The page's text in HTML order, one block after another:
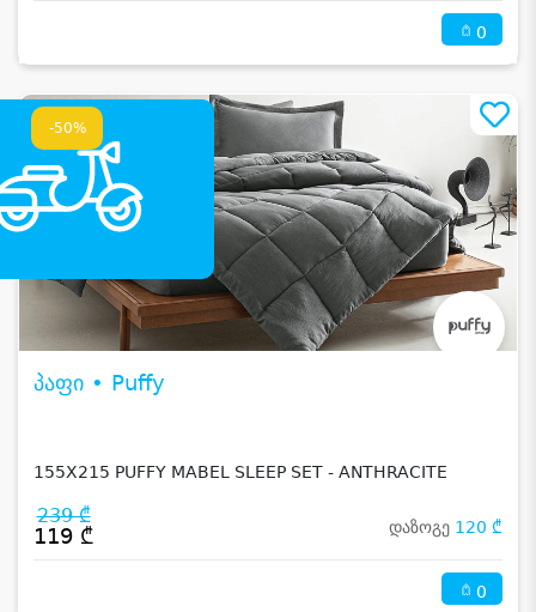
0
-50%
პაფი • Puffy
155X215 PUFFY MABEL SLEEP SET - ANTHRACITE
239 ₾
119 ₾ დაზოგე 120 ₾
0